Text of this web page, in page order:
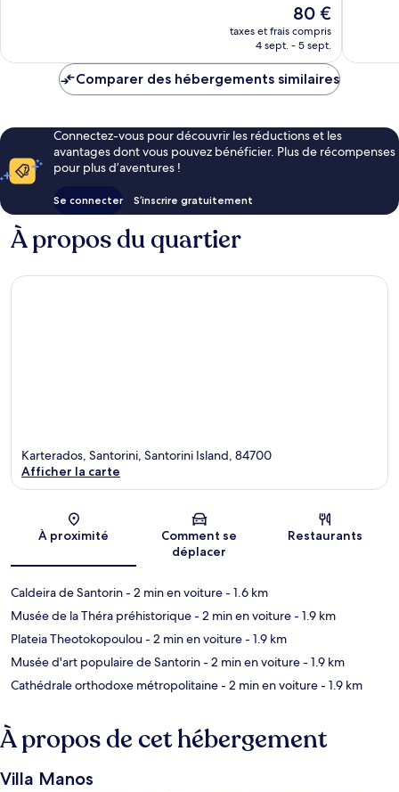
Le
nouveau
prix
de
80 €
taxes et frais compris
4 sept. - 5 sept.
Comparer des hébergements similaires
Connectez-vous pour découvrir les réductions et les
avantages dont vous pouvez bénéficier. Plus de récompenses
pour plus d’aventures !
Se connecter S’inscrire gratuitement
À propos du quartier
Carte
Karterados, Santorini, Santorini Island, 84700
Afficher la carte
À proximité
Comment se
déplacer
Restaurants
Caldeira de Santorin- 2 min en voiture- 1.6 km
Musée de la Théra préhistorique- 2 min en voiture- 1.9 km
Plateia Theotokopoulou- 2 min en voiture- 1.9 km
Musée d'art populaire de Santorin- 2 min en voiture- 1.9 km
Cathédrale orthodoxe métropolitaine- 2 min en voiture- 1.9 km
À propos de cet hébergement
Villa Manos